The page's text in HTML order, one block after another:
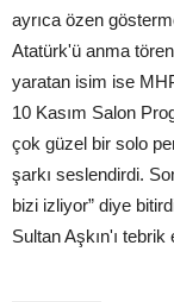
ayrıca özen
Atatürk'ü anma tören
yaratan isim ise
10 Kasım Salon
çok güzel bir solo
şarkı seslendirdi.
bizi izliyor” diye
Sultan Aşkın'ı tebrik